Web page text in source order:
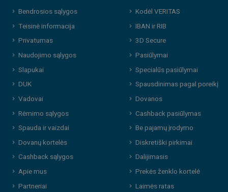
Bendrosios sąlygos
Teisinė informacija
Privatumas
Naudojimo sąlygos
Slapukai
DUK
Vadovai
Rėmimo sąlygos
Spauda ir vaizdai
Dovanų kortelės
Cashback sąlygos
Apie mus
Partneriai
Kodėl VERITAS
IBAN ir RIB
3D Secure
Pasiūlymai
Specialūs pasiūlymai
Spausdinimas pagal poreikį
Dovanos
Cashback pasiūlymas
Be pajamų įrodymo
Diskretiški pirkimai
Dalijimasis
Prekės ženklo kortelė
Laimės ratas